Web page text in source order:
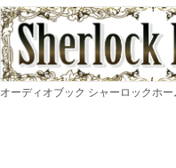
オーディオブック シャーロックホー